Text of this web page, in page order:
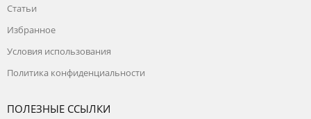
Статьи
Избранное
Условия использования
Политика конфиденциальности
ПОЛЕЗНЫЕ ССЫЛКИ